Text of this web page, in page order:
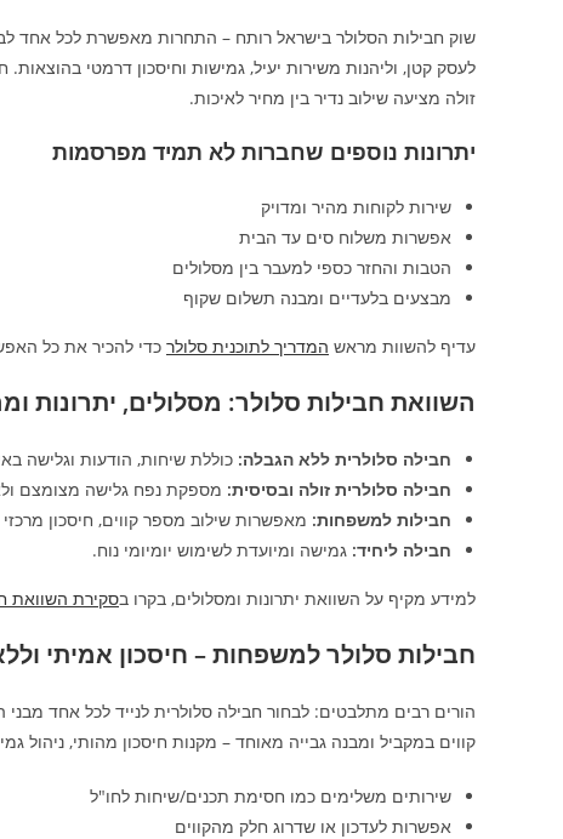
שוק חבילות הסלולר בישראל רותח – התחרות מאפשרת לכל אחד
לעסק קטן, וליהנות משירות יעיל, גמישות וחיסכון דרמטי בהוצאות.
זולה מציעה שילוב נדיר בין מחיר לאיכות.
יתרונות נוספים שחברות לא תמיד מפרסמות
שירות לקוחות מהיר ומדויק
אפשרות משלוח סים עד הבית
הטבות והחזר כספי למעבר בין מסלולים
מבצעים בלעדיים ומבנה תשלום שקוף
עדיף להשוות מראש המדריך לתוכנית סלולר כדי להכיר את כל
השוואת חבילות סלולר: מסלולים, יתרונות
חבילה סלולרית ללא הגבלה: כוללת שיחות, הודעות וגלישה
חבילה סלולרית זולה ובסיסית: מספקת נפח גלישה מצומצם
חבילות למשפחות: מאפשרות שילוב מספר קווים, חיסכון מרכזי
חבילה ליחיד: גמישה ומיועדת לשימוש יומיומי נוח.
למידע מקיף על השוואת יתרונות ומסלולים, בקרו בסקירת השוואת
חבילות סלולר למשפחות – חיסכון אמיתי
הורים רבים מתלבטים: לבחור חבילה סלולרית לנייד לכל אחד
קווים במקביל ומבנה גבייה מאוחד – מקנות חיסכון מהותי, ניהול
שירותים משלימים כמו חסימת תכנים/שיחות לחו"ל
אפשרות לעדכון או שדרוג חלק מהקווים